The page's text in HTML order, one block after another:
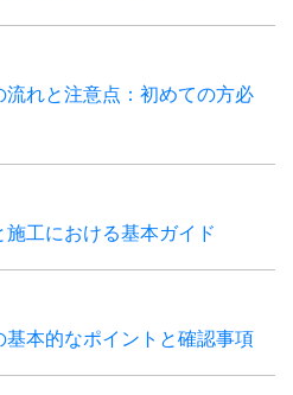
れと注意点：初めての方必
工における基本ガイド
本的なポイントと確認事項